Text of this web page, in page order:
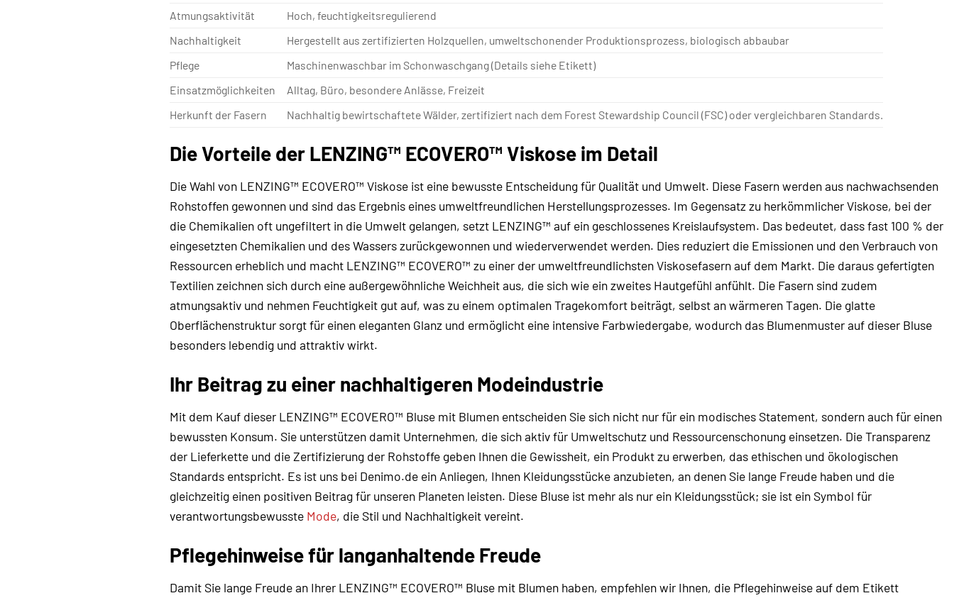
Atmungsaktivität
Hoch, feuchtigkeitsregulierend
Nachhaltigkeit
Hergestellt aus zertifizierten Holzquellen, umweltschonender Produktionsprozess, biologisch abbaubar
Pflege
Maschinenwaschbar im Schonwaschgang (Details siehe Etikett)
Einsatzmöglichkeiten
Alltag, Büro, besondere Anlässe, Freizeit
Herkunft der Fasern
Nachhaltig bewirtschaftete Wälder, zertifiziert nach dem Forest Stewardship Council (FSC) oder vergleichbaren Standards.
Die Vorteile der LENZING™ ECOVERO™ Viskose im Detail
Die Wahl von LENZING™ ECOVERO™ Viskose ist eine bewusste Entscheidung für Qualität und Umwelt. Diese Fasern werden aus nachwachsenden
Rohstoffen gewonnen und sind das Ergebnis eines umweltfreundlichen Herstellungsprozesses. Im Gegensatz zu herkömmlicher Viskose, bei der
die Chemikalien oft ungefiltert in die Umwelt gelangen, setzt LENZING™ auf ein geschlossenes Kreislaufsystem. Das bedeutet, dass fast 100 % der
eingesetzten Chemikalien und des Wassers zurückgewonnen und wiederverwendet werden. Dies reduziert die Emissionen und den Verbrauch von
Ressourcen erheblich und macht LENZING™ ECOVERO™ zu einer der umweltfreundlichsten Viskosefasern auf dem Markt. Die daraus gefertigten
Textilien zeichnen sich durch eine außergewöhnliche Weichheit aus, die sich wie ein zweites Hautgefühl anfühlt. Die Fasern sind zudem
atmungsaktiv und nehmen Feuchtigkeit gut auf, was zu einem optimalen Tragekomfort beiträgt, selbst an wärmeren Tagen. Die glatte
Oberflächenstruktur sorgt für einen eleganten Glanz und ermöglicht eine intensive Farbwiedergabe, wodurch das Blumenmuster auf dieser Bluse
besonders lebendig und attraktiv wirkt.
Ihr Beitrag zu einer nachhaltigeren Modeindustrie
Mit dem Kauf dieser LENZING™ ECOVERO™ Bluse mit Blumen entscheiden Sie sich nicht nur für ein modisches Statement, sondern auch für einen
bewussten Konsum. Sie unterstützen damit Unternehmen, die sich aktiv für Umweltschutz und Ressourcenschonung einsetzen. Die Transparenz
der Lieferkette und die Zertifizierung der Rohstoffe geben Ihnen die Gewissheit, ein Produkt zu erwerben, das ethischen und ökologischen
Standards entspricht. Es ist uns bei Denimo.de ein Anliegen, Ihnen Kleidungsstücke anzubieten, an denen Sie lange Freude haben und die
gleichzeitig einen positiven Beitrag für unseren Planeten leisten. Diese Bluse ist mehr als nur ein Kleidungsstück; sie ist ein Symbol für
verantwortungsbewusste Mode, die Stil und Nachhaltigkeit vereint.
Pflegehinweise für langanhaltende Freude
Damit Sie lange Freude an Ihrer LENZING™ ECOVERO™ Bluse mit Blumen haben, empfehlen wir Ihnen, die Pflegehinweise auf dem Etikett